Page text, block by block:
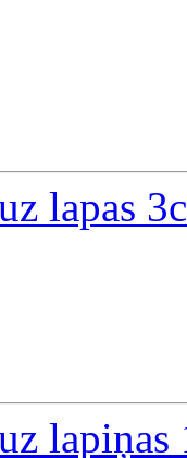
lapas
lapiņas